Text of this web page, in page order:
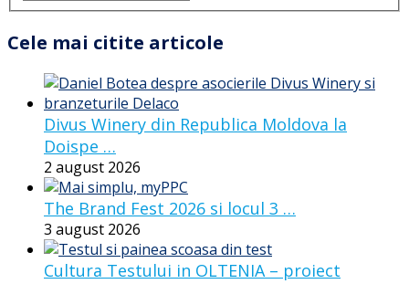
Cele mai citite articole
Divus Winery din Republica Moldova la
Doispe …
2 august 2026
The Brand Fest 2026 si locul 3 …
3 august 2026
Cultura Testului in OLTENIA – proiect